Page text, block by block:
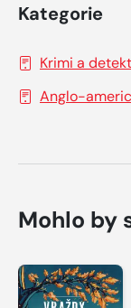
Kategorie
Krimi a
Anglo-
Mohlo by